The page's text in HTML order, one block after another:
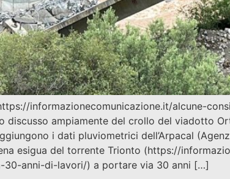
informazionecomunicazione.it/alcune-
discusso ampiamente del crollo del viadotto
i dati pluviometrici dell’Arpacal
esigua del torrente Trionto (https://
anni-di-lavori/) a portare via 30 anni […]